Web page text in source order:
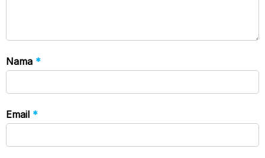
Nama *
Email *